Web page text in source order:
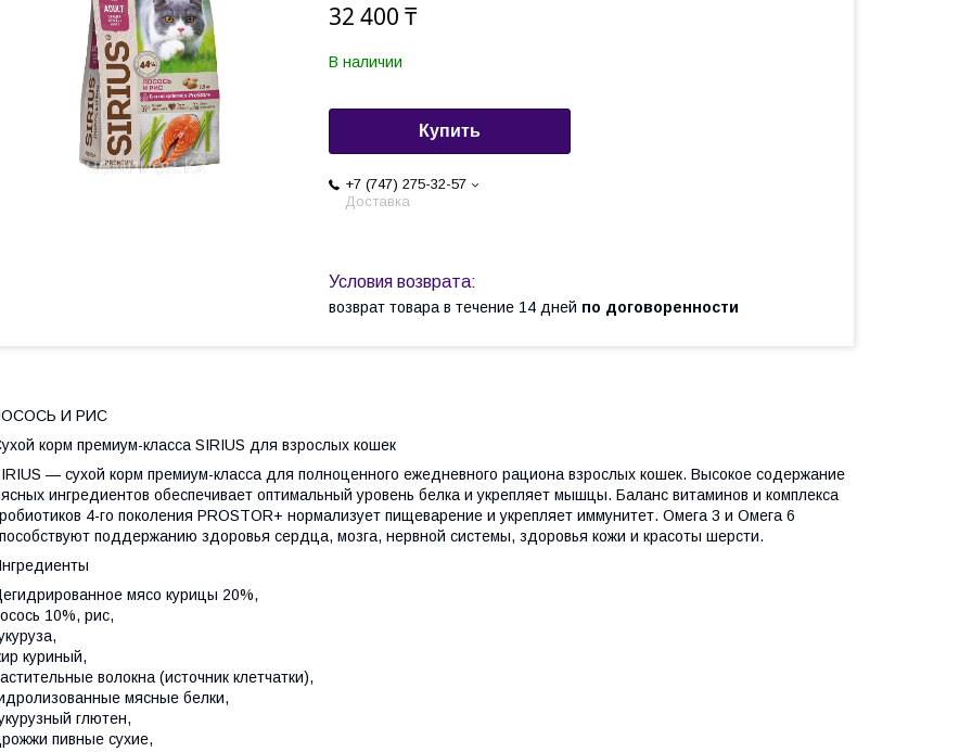
32 400 ₸
В наличии
Купить
+7 (747) 275-32-57
Доставка
возврат товара в течение 14 дней по договоренности
И РИС
корм премиум-класса SIRIUS для взрослых кошек
— сухой корм премиум-класса для полноценного ежедневного рациона взрослых кошек. Высокое содержание
ингредиентов обеспечивает оптимальный уровень белка и укрепляет мышцы. Баланс витаминов и комплекса
4-го поколения PROSTOR+ нормализует пищеварение и укрепляет иммунитет. Омега 3 и Омега 6
поддержанию здоровья сердца, мозга, нервной системы, здоровья кожи и красоты шерсти.
мясо курицы 20%,
10%, рис,
куриный,
волокна (источник клетчатки),
мясные белки,
глютен,
пивные сухие,